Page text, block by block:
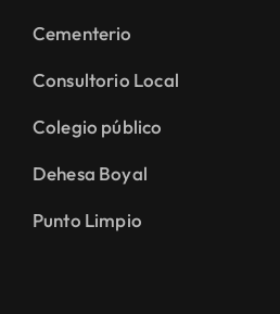
Cementerio
Consultorio Local
Colegio público
Dehesa Boyal
Punto Limpio